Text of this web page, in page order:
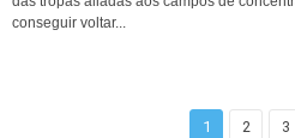
conseguir voltar...
1 2 3